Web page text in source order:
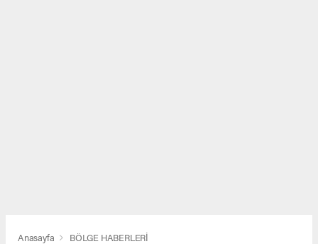
Anasayfa BÖLGE HABERLERİ